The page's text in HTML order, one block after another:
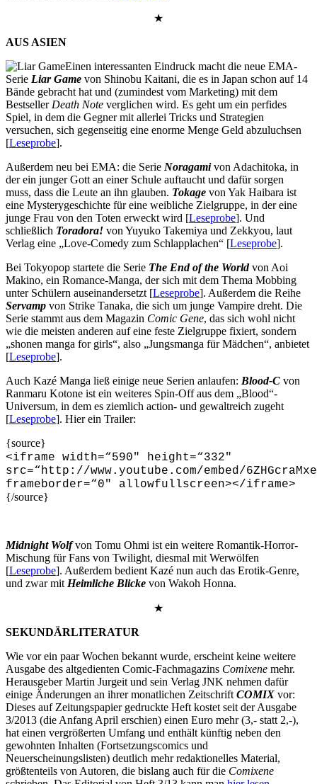
★
AUS ASIEN
Einen interessanten Eindruck macht die neue EMA-
Serie Liar Game von Shinobu Kaitani, die es in Japan schon auf 14
Bände gebracht hat und (zumindest vom Marketing) mit dem
Bestseller Death Note verglichen wird. Es geht um ein perfides
Spiel, in dem die Gegner mit allerlei Tricks und Strategien
versuchen, sich gegenseitig eine enorme Menge Geld abzuluchsen
[Leseprobe].
Außerdem neu bei EMA: die Serie Noragamivon Adachitoka, in
der ein junger Gott an einer Schule auftaucht und dafür sorgen
muss, dass die Leute an ihn glauben. Tokage von Yak Haibara ist
eine Mysterygeschichte für eine weibliche Zielgruppe, in der eine
junge Frau von den Toten erweckt wird [Leseprobe]. Und
schließlich Toradora! von Yuyuko Takemiya und Zekkyou, laut
Verlag eine „Love-Comedy zum Schlapplachen“ [Leseprobe].
Bei Tokyopop startete die Serie The End of the Worldvon Aoi
Makino, ein Romance-Manga, der sich mit dem Thema Mobbing
unter Schülern auseinandersetzt [Leseprobe]. Außerdem die Reihe
Servamp von Strike Tanaka, die sich um junge Vampire dreht. Die
Serie stammt aus dem Magazin Comic Gene, das sich wohl nicht
wie die meisten anderen auf eine feste Zielgruppe fixiert, sondern
„shonen manga for girls“, also „Jungsmanga für Mädchen“, anbietet
[Leseprobe].
Auch Kazé Manga ließ einige neue Serien anlaufen: Blood-C von
Ranmaru Kotone ist ein weiteres Spin-Off aus dem „Blood“-
Universum, in dem es ziemlich action- und gewaltreich zugeht
[Leseprobe]. Hier ein Trailer:
{source}
<iframe width=“590″ height=“332″
src=“http://www.youtube.com/embed/
frameborder=“0″ allowfullscreen></iframe>
{/source}
Midnight Wolfvon Tomu Ohmi ist ein weitere Romantik-Horror-
Mischung für Fans von Twilight, diesmal mit Werwölfen
[Leseprobe]. Außerdem bedient Kazé nun auch das Erotik-Genre,
und zwar mit Heimliche Blicke von Wakoh Honna.
★
SEKUNDÄRLITERATUR
Wie vor ein paar Wochen bekannt wurde, erscheint keine weitere
Ausgabe des altgedienten Comic-Fachmagazins Comixene mehr.
Herausgeber Martin Jurgeit und sein Verlag JNK nehmen dafür
einige Änderungen an ihrer monatlichen Zeitschrift COMIX vor:
Dieses auf Zeitungspapier gedruckte Heft kostet seit der Ausgabe
3/2013 (die Anfang April erschien) einen Euro mehr (3,- statt 2,-),
hat einen vergrößerten Umfang und enthält künftig neben den
gewohnten Inhalten (Fortsetzungscomics und
Neuerscheinungslisten) deutlich mehr redaktionelles Material,
größtenteils von Autoren, die bislang auch für die Comixene